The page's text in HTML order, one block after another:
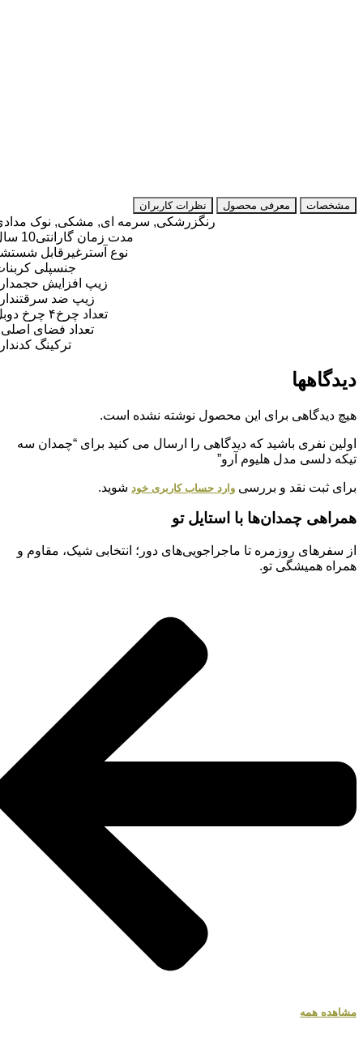
مشخصات معرفی محصول نظرات کاربران
رنگزرشکی, سرمه ای, مشکی, نوک مدادی
مدت زمان گارانتی 10 سال
نوع آسترغیرقابل شستشو
جنسپلی کربنات
زیپ افزایش حجمدارد
زیپ ضد سرقتندارد
تعداد چرخ۴ چرخ دوبل
تعداد فضای اصلی ۲
ترکینگ کدندارد
دیدگاهها
هیچ دیدگاهی برای این محصول نوشته نشده است.
اولین نفری باشید که دیدگاهی را ارسال می کنید برای “چمدان سه
تیکه دلسی مدل هلیوم آرو”
برای ثبت نقد و بررسی وارد حساب کاربری خودشوید.
همراهی چمدان‌ها با استایل تو
از سفرهای روزمره تا ماجراجویی‌های دور؛ انتخابی شیک، مقاوم و
همراه همیشگی تو.
مشاهده همه